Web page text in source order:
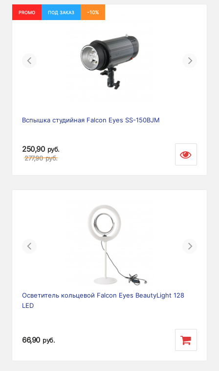
PROMO ПОД ЗАКАЗ -10%
Previous Next
Вспышка студийная Falcon Eyes SS-150BJM
250,90 руб.
277,90 руб.
Previous Next
Осветитель кольцевой Falcon Eyes BeautyLight 128
LED
66,90 руб.